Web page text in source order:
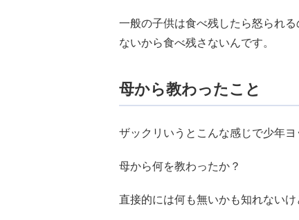
一般の子供は食べ残したら怒られ
ないから食べ残さないんです。
母から教わったこと
ザックリいうとこんな感じで少年ヨ
母から何を教わったか？
直接的には何も無いかも知れない